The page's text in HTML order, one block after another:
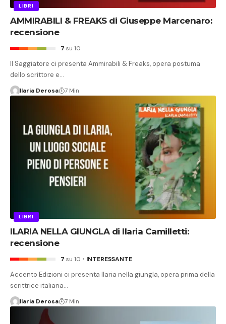
LIBRI
AMMIRABILI & FREAKS di Giuseppe Marcenaro:
recensione
7 su 10
Il Saggiatore ci presenta Ammirabili & Freaks, opera postuma
dello scrittore e…
Ilaria Derosa 7 Min
LIBRI
ILARIA NELLA GIUNGLA di Ilaria Camilletti:
recensione
7 su 10 INTERESSANTE
Accento Edizioni ci presenta Ilaria nella giungla, opera prima della
scrittrice italiana…
Ilaria Derosa 7 Min